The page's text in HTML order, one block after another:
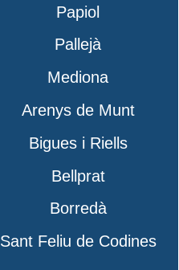
Papiol
Pallejà
Mediona
Arenys de Munt
Bigues i Riells
Bellprat
Borredà
Sant Feliu de Codines